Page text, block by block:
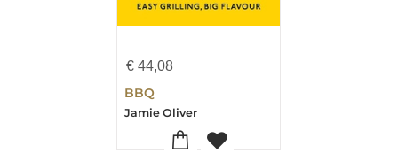
€ 44,08
BBQ
Jamie Oliver